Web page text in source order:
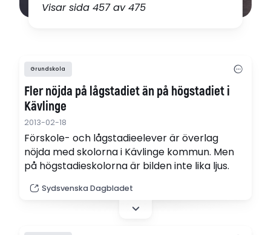
Visar sida 457 av 475
Grundskola
Fler nöjda på lågstadiet än på högstadiet i
Kävlinge
2013-02-18
Förskole- och lågstadieelever är överlag
nöjda med skolorna i Kävlinge kommun. Men
på högstadieskolorna är bilden inte lika ljus.
Sydsvenska Dagbladet